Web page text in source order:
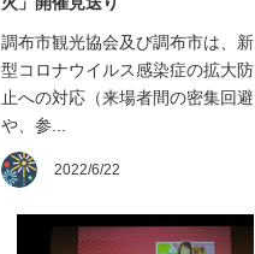
調布市観光協会及び調布市は、新
型コロナウイルス感染症の拡大防
止への対応（来場者間の密集回避
や、参...
2022/6/22